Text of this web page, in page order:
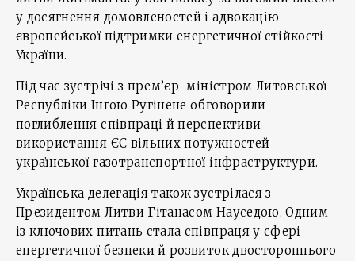
у досягнення домовленостей і адвокацію
європейської підтримки енергетичної стійкості
України.
Під час зустрічі з прем’єр-міністром Литовської
Республіки Інгою Ругінене обговорили
поглиблення співпраці й перспективи
використання ЄС вільних потужностей
української газотранспортної інфраструктури.
Українська делегація також зустрілася з
Президентом Литви Гітанасом Науседою. Одним
із ключових питань стала співпраця у сфері
енергетичної безпеки й розвиток двостороннього